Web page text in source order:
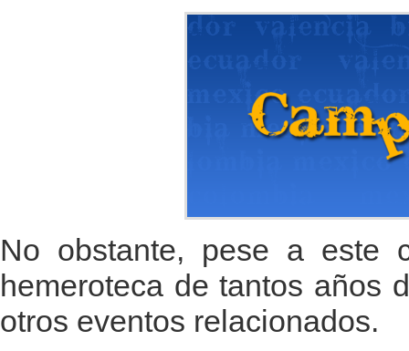
No obstante, pese a este
hemeroteca de tantos años
otros eventos relacionados.